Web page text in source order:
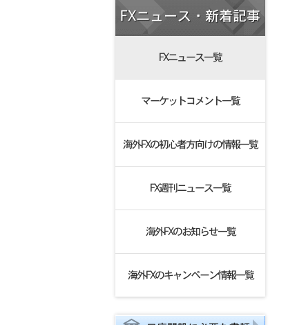
FXニュース・新着記事
FXニュース一覧
マーケットコメント一覧
海外FXの初心者方向けの情報一覧
FX週刊ニュース一覧
海外FXのお知らせ一覧
海外FXのキャンペーン情報一覧